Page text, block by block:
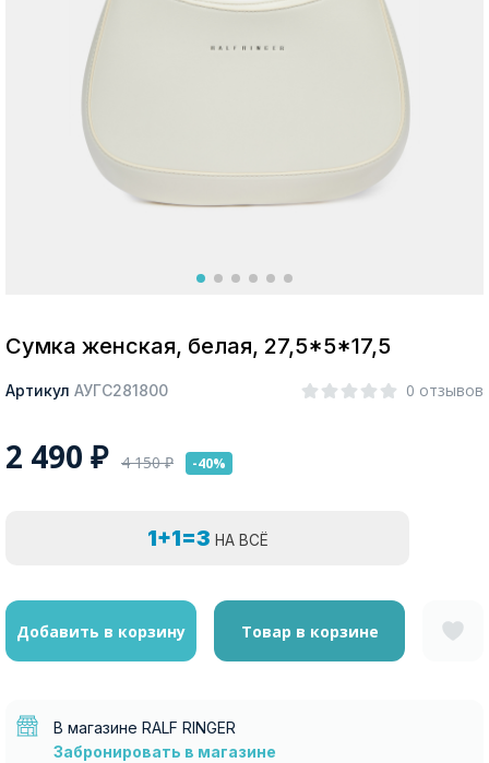
Москва
Да, все верно Изменить город
Сумка женская, белая, 27,5*5*17,5
Артикул АУГС281800 0 отзывов
2 490 ₽ 4 150₽ -40%
1+1=3 НА ВСЁ
Добавить в корзину Товар в корзине
В магазине RALF RINGER
Забронировать в магазине